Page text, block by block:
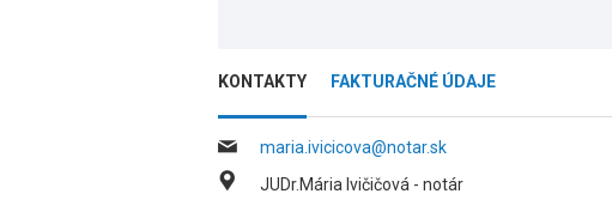
KONTAKTY FAKTURAČNÉ ÚDAJE
maria.ivicicova@notar.sk
JUDr.Mária Ivičičová - notár